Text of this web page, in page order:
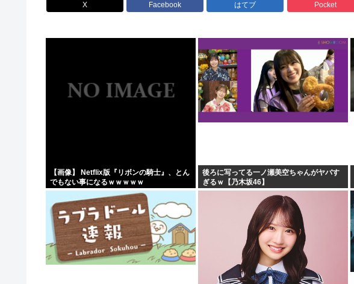
【朗報】イギリス、タバコ販売禁止法案を可決www
クビになったバイト先の店長のインスタ見つけた
【画像】大企業「働きたくない人へ」←10万いいね！
【画像】東出昌大の再婚相手の体があまりにすごいｗｗｗ
【悲報】熊本県知事、報道陣土足取材にマジギレ「遺族や被災...
甲子園出場校 猛暑と資金難に苦しむ
「1日10万円稼げる」イージーモードすぎる
X Facebook はてブ Pocket
【画像】 Netflix版『リボンの騎士』、とん
でもない事になるｗｗｗｗｗ
後ろに写ってる一ノ瀬美空ちゃんがヤバす
ぎるｗ【乃木坂46】